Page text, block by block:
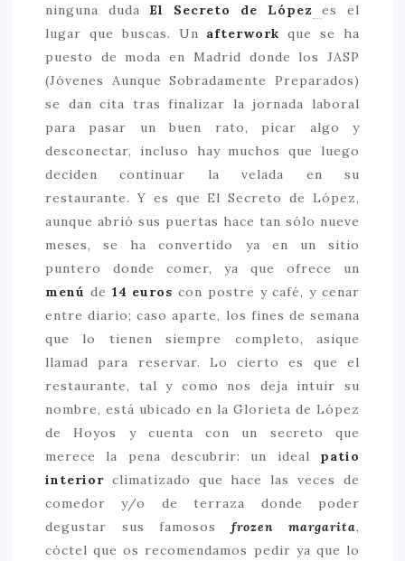
TRADICIONAL
PRECIO
< 25 €
> 50 €
LIFESTYLE
CONOCIENDO A …
ESCAPADAS
GOURMET
SELECCIONES MESADE2
MAPA
POR SUS BAÑOS…
ninguna duda El Secreto de López
es el
lugar que buscas. Un afterwork que se ha
puesto de moda en Madrid donde los JASP
(Jóvenes Aunque Sobradamente Preparados)
se dan cita tras finalizar la jornada laboral
para pasar un buen rato, picar algo y
desconectar, incluso hay muchos que luego
deciden continuar la velada en su
restaurante. Y es que El Secreto de López,
aunque abrió sus puertas hace tan sólo nueve
meses, se ha convertido ya en un sitio
puntero donde comer, ya que ofrece un
menú de 14 euros con postre y café, y cenar
entre diario; caso aparte, los fines de semana
que lo tienen siempre completo, asique
llamad para reservar. Lo cierto es que el
restaurante, tal y como nos deja intuir su
nombre, está ubicado en la Glorieta de López
de Hoyos y cuenta con un secreto que
merece la pena descubrir: un ideal patio
interior climatizado que hace las veces de
comedor y/o de terraza donde poder
degustar sus famosos frozen margarita,
cóctel que os recomendamos pedir ya que lo